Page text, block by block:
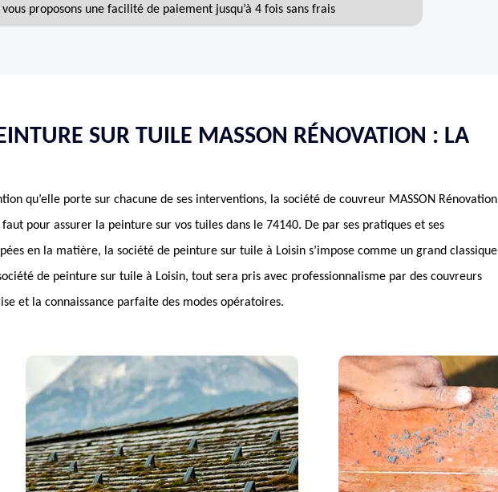
vous proposons une facilité de paiement jusqu’à 4 fois sans frais
SUR TUILE MASSON RÉNOVATION : LA
qu’elle porte sur chacune de ses interventions, la société de couvreur MASSON Rénovation
faut pour assurer la peinture sur vos tuiles dans le 74140. De par ses pratiques et ses
en la matière, la société de peinture sur tuile à Loisin s’impose comme un grand classique
de peinture sur tuile à Loisin, tout sera pris avec professionnalisme par des couvreurs
et la connaissance parfaite des modes opératoires.